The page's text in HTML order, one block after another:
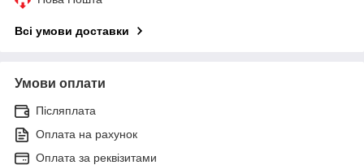
Всі умови доставки
Умови оплати
Післяплата
Оплата на рахунок
Оплата за реквізитами